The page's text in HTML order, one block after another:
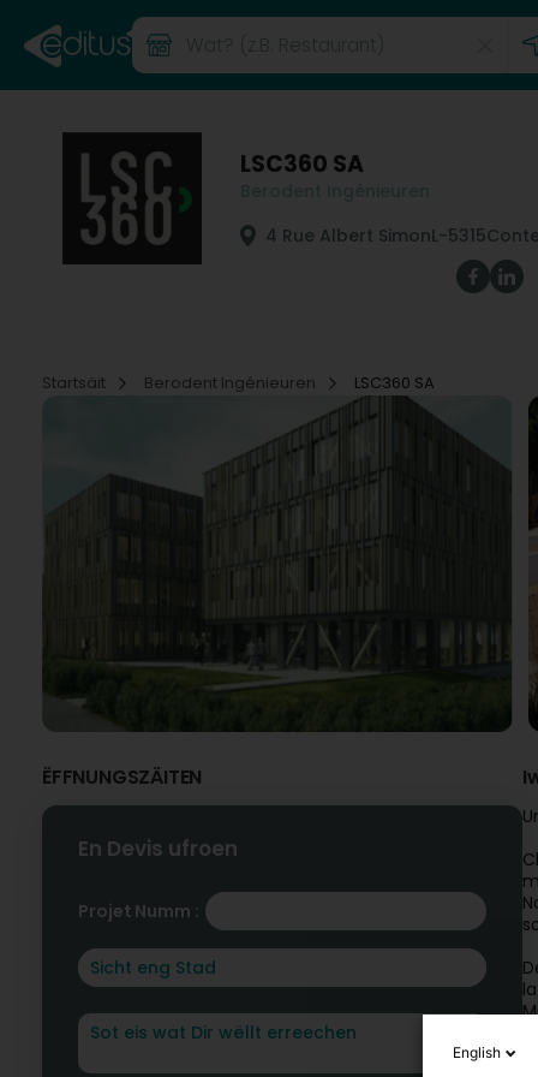
LSC360 SA
4 Rue Albert SimonL-5315
Startsäit
Berodent Ingénieuren LSC360 SA
ËFFNUNGSZÄITEN
En Devis ufroen
Projet Numm :
English